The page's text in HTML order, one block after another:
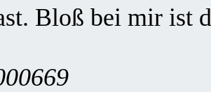
Bloß bei mir ist